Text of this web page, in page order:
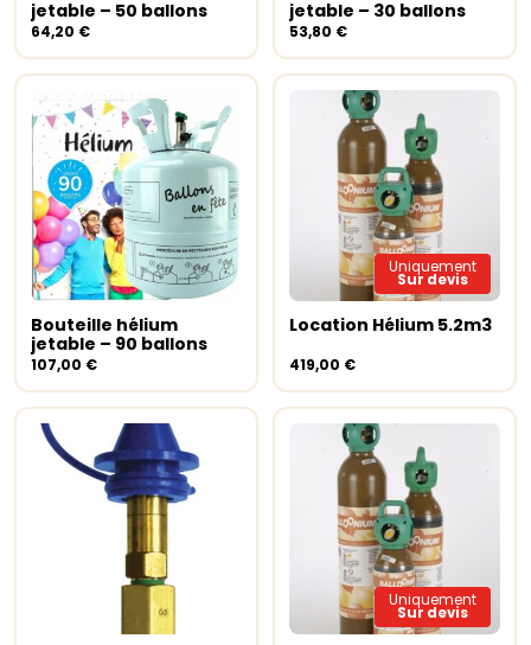
jetable – 50 ballons
64,20 €
jetable – 30 ballons
53,80 €
Ajouter au panier
Bouteille hélium
jetable – 90 ballons
107,00 €
Uniquement
Sur devis
Lire la suite
Location Hélium 5.2m3
419,00 €
Uniquement
Sur devis